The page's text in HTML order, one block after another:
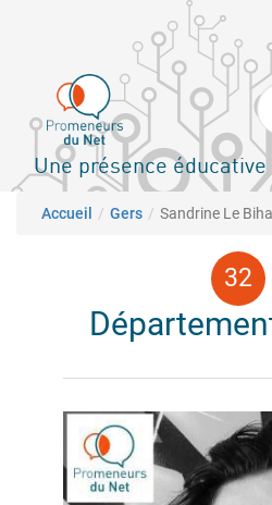
principal
Une présence
Fil d'Ariane
Accueil Gers Sandrine Le